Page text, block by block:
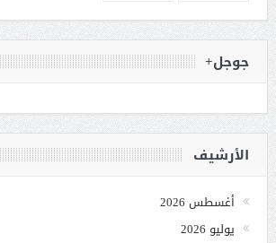
جوجل+
الأرشيف
أغسطس 2026
يوليو 2026